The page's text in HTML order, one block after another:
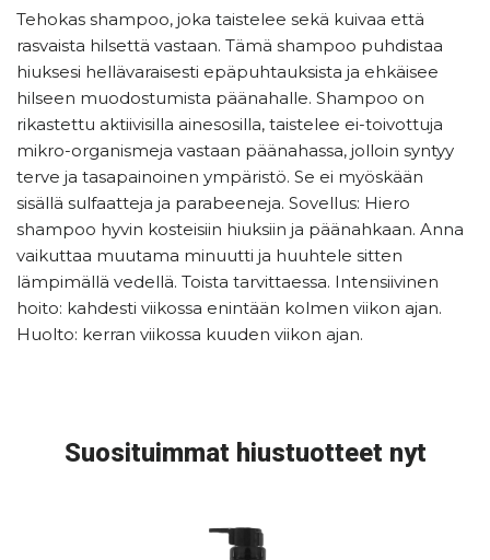
Tehokas shampoo, joka taistelee sekä kuivaa että
rasvaista hilsettä vastaan. Tämä shampoo puhdistaa
hiuksesi hellävaraisesti epäpuhtauksista ja ehkäisee
hilseen muodostumista päänahalle. Shampoo on
rikastettu aktiivisilla ainesosilla, taistelee ei-toivottuja
mikro-organismeja vastaan päänahassa, jolloin syntyy
terve ja tasapainoinen ympäristö. Se ei myöskään
sisällä sulfaatteja ja parabeeneja. Sovellus: Hiero
shampoo hyvin kosteisiin hiuksiin ja päänahkaan. Anna
vaikuttaa muutama minuutti ja huuhtele sitten
lämpimällä vedellä. Toista tarvittaessa. Intensiivinen
hoito: kahdesti viikossa enintään kolmen viikon ajan.
Huolto: kerran viikossa kuuden viikon ajan.
Suosituimmat hiustuotteet nyt